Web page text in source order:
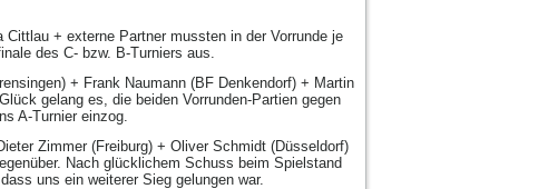
+ externe Partner mussten in der Vorrunde je
des C- bzw. B-Turniers aus.
+ Frank Naumann (BF Denkendorf) + Martin
gelang es, die beiden Vorrunden-Partien gegen
A-Turnier einzog.
Zimmer (Freiburg) + Oliver Schmidt (Düsseldorf)
Nach glücklichem Schuss beim Spielstand
uns ein weiterer Sieg gelungen war.